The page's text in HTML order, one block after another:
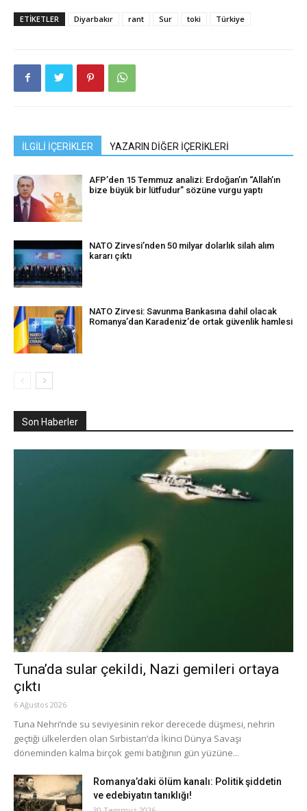
ETIKETLER Diyarbakır rant Sur toki Türkiye
İLGİLİ İÇERİKLER YAZARIN DİĞER İÇERİKLERİ
AFP’den 15 Temmuz analizi: Erdoğan’ın “Allah’ın
bize büyük bir lütfudur” sözüne vurgu yaptı
NATO Zirvesi’nden 50 milyar dolarlık silah alım
kararı çıktı
NATO Zirvesi: Savunma Bankasına dahil olacak
Romanya’dan Karadeniz’de ortak güvenlik hamlesi
Son Haberler
Tuna’da sular çekildi, Nazi gemileri ortaya
çıktı
6 Ağustos 2026
Tuna Nehri’nde su seviyesinin rekor derecede düşmesi, nehrin
geçtiği ülkelerden olan Sırbistan’da İkinci Dünya Savaşı
döneminden kalma birçok gemi batığının gün yüzüne...
Romanya’daki ölüm kanalı: Politik şiddetin
ve edebiyatın tanıklığı!